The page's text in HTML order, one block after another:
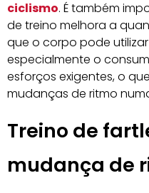
ciclismo. É também
de treino melhora a
que o corpo pode
especialmente o
esforços exigentes, o
mudanças de ritmo
Treino de
mudança de